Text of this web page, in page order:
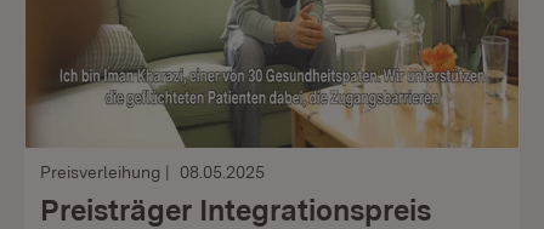
Preisverleihung 08.05.2025
Preisträger Integrationspreis